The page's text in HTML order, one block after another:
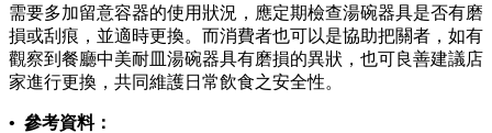
需要多加留意容器的使用狀況，應定期檢查湯碗器具是否有磨
損或刮痕，並適時更換。而消費者也可以是協助把關者，如有
觀察到餐廳中美耐皿湯碗器具有磨損的異狀，也可良善建議店
家進行更換，共同維護日常飲食之安全性。
• 參考資料：